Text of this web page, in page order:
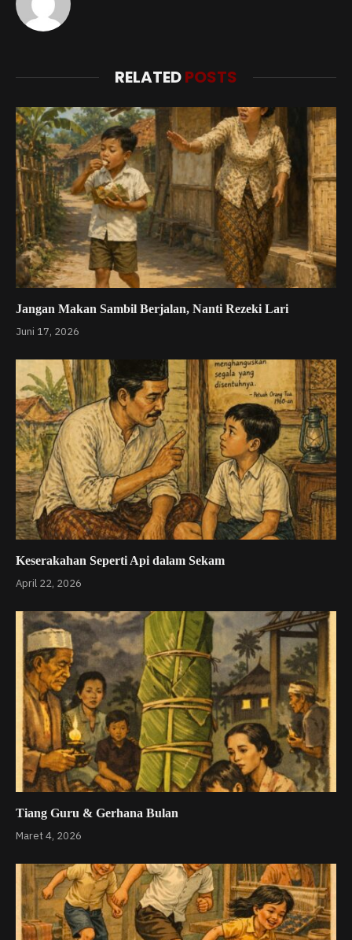
RELATEDPOSTS
Jangan Makan Sambil Berjalan, Nanti Rezeki Lari
Juni 17, 2026
Keserakahan Seperti Api dalam Sekam
April 22, 2026
Tiang Guru & Gerhana Bulan
Maret 4, 2026